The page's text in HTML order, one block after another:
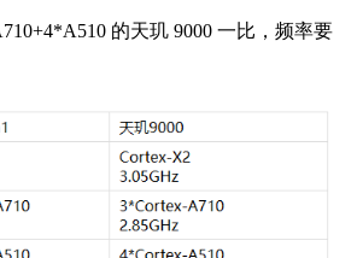
的天玑 9000 一比，频率要